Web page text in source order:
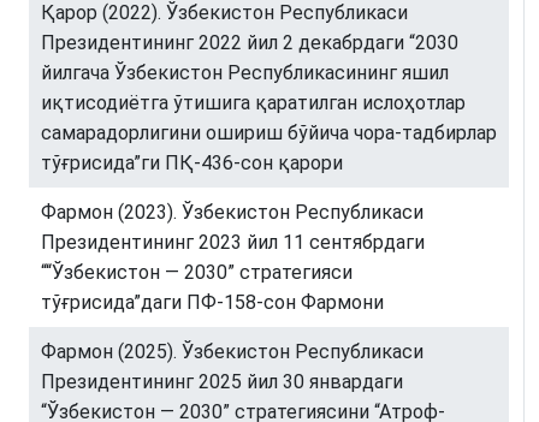
Қарор (2022). Ўзбекистон Республикаси
Президентининг 2022 йил 2 декабрдаги “2030
йилгача Ўзбекистон Республикасининг яшил
иқтисодиётга ўтишига қаратилган ислоҳотлар
самарадорлигини ошириш бўйича чора-тадбирлар
тўғрисида”ги ПҚ-436-сон қарори
Фармон (2023). Ўзбекистон Республикаси
Президентининг 2023 йил 11 сентябрдаги
““Ўзбекистон — 2030” стратегияси
тўғрисида”даги ПФ-158-сон Фармони
Фармон (2025). Ўзбекистон Республикаси
Президентининг 2025 йил 30 январдаги
“Ўзбекистон — 2030” стратегиясини “Атроф-